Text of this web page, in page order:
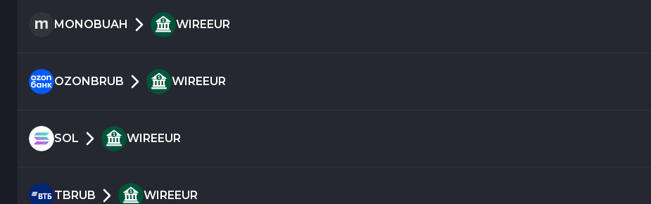
MONOBUAH WIREEUR
OZONBRUB WIREEUR
SOL WIREEUR
TBRUB WIREEUR